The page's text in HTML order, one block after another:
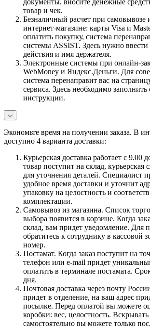
товар и чек.
Безналичный расчет при
интернет-магазине: карты Visa и
оплатить покупку, система
системы ASSIST. Здесь нужно
действия и имя держателя.
Электронные системы при онлайн-
WebMoney и Яндекс.Деньги. Для
система перенаправит вас на
сервиса. Здесь необходимо
инструкции.
Экономьте время на получении заказа. В
доступно 4 варианта доставки:
Курьерская доставка работает с 9.00
товар поступит на склад, курьерская
для уточнения деталей. Специалист
удобное время доставки и уточнит
упаковку на целостность и
комплектации.
Самовывоз из магазина. Список
выбора появится в корзине. Когда
склад, вам придет уведомление. Для
обратитесь к сотруднику в кассовой
номер.
Постамат. Когда заказ поступит на
телефон или e-mail придет
оплатить в терминале постамата.
дня.
Почтовая доставка через почту
придет в отделение, на ваш адрес
посылке. Перед оплатой вы можете
коробки: вес, целостность.
самостоятельно вы можете только